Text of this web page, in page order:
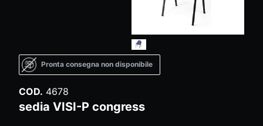
Pronta consegna non disponibile
COD. 4678
sedia VISI-P congress